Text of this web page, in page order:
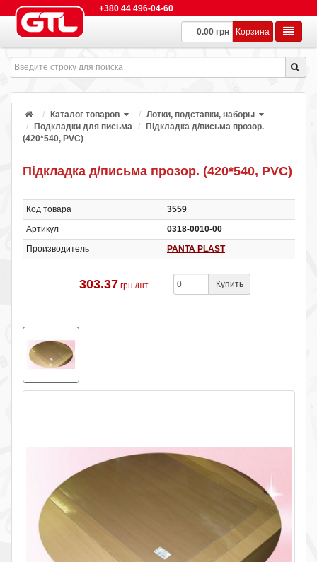
+380 44 496-04-60
0.00 грн Корзина
Каталог товаров
Лотки, подставки, наборы
Подкладки для письма
Підкладка д/письма прозор.
(420*540, PVC)
Підкладка д/письма прозор. (420*540, PVC)
Код товара
3559
Артикул
0318-0010-00
Производитель
PANTA PLAST
303.37 грн./шт Купить